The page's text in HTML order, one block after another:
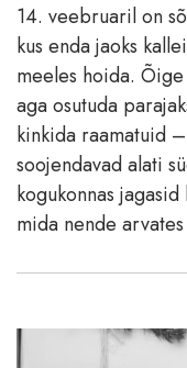
14. veebruaril on
kus enda jaoks
meeles hoida.
aga osutuda
kinkida raamatuid
soojendavad alati
kogukonnas
mida nende